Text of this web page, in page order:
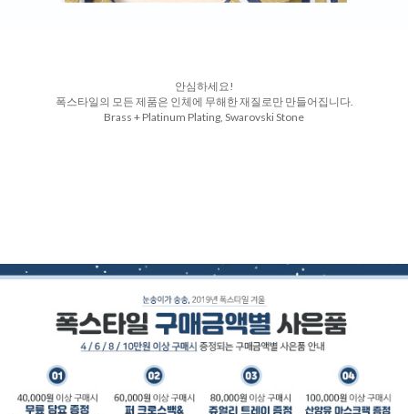
안심하세요!
폭스타일의 모든 제품은 인체에 무해한 재질로만 만들어집니다.
Brass + Platinum Plating, Swarovski Stone